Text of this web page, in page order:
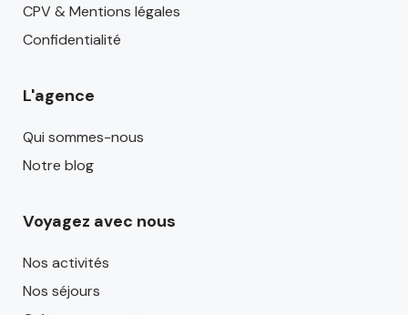
CPV & Mentions légales
Confidentialité
L'agence
Qui sommes-nous
Notre blog
Voyagez avec nous
Nos activités
Nos séjours